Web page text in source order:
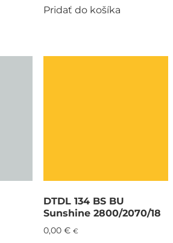
Pridať do košíka
DTDL 134 BS BU
Sunshine 2800/2070/18
0,00 € €